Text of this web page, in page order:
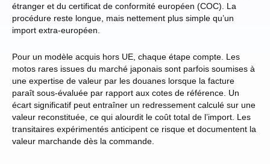
étranger et du certificat de conformité européen (COC). La
procédure reste longue, mais nettement plus simple qu’un
import extra-européen.
Pour un modèle acquis hors UE, chaque étape compte. Les
motos rares issues du marché japonais sont parfois soumises à
une expertise de valeur par les douanes lorsque la facture
paraît sous-évaluée par rapport aux cotes de référence. Un
écart significatif peut entraîner un redressement calculé sur une
valeur reconstituée, ce qui alourdit le coût total de l’import. Les
transitaires expérimentés anticipent ce risque et documentent la
valeur marchande dès la commande.